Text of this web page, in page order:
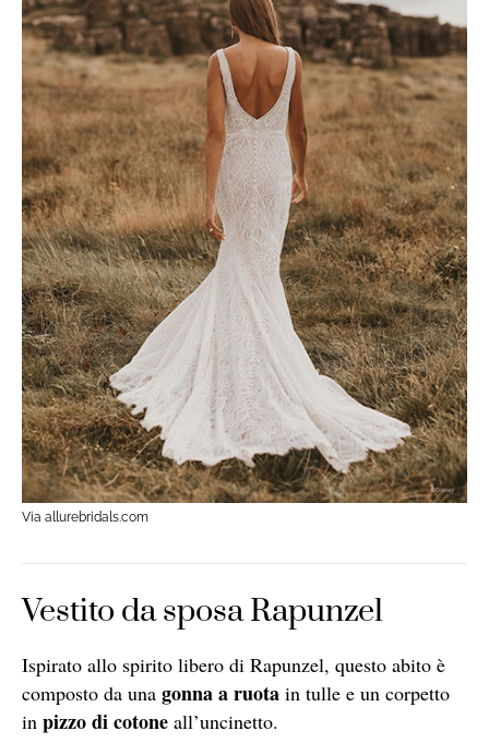
Via allurebridals.com
Vestito da sposa Rapunzel
Ispirato allo spirito libero di Rapunzel, questo abito è
composto da una gonna a ruota in tulle e un corpetto
in pizzo di cotone all’uncinetto.